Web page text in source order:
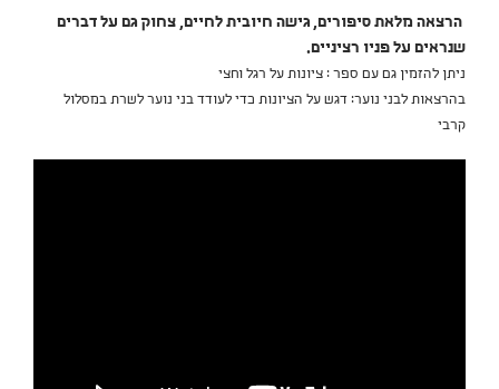
הרצאה מלאת סיפורים, גישה חיובית לחיים, צחוק גם על דברים
שנראים על פניו רציניים.
ניתן להזמין גם עם ספר : ציונות על רגל וחצי
בהרצאות לבני נוער: דגש על הציונות כדי לעודד בני נוער לשרת במסלול
קרבי